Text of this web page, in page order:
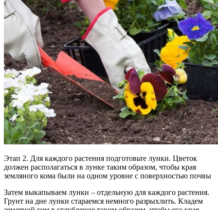
Этап 2. Для каждого растения подготовьте лунки. Цветок
должен располагаться в лунке таким образом, чтобы края
земляного кома были на одном уровне с поверхностью почвы
Затем выкапываем лунки – отдельную для каждого растения.
Грунт на дне лунки стараемся немного разрыхлить. Кладем